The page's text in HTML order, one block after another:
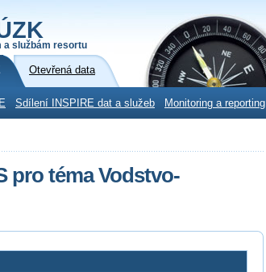
a službám resortu
Otevřená data
Sdílení INSPIRE dat a služeb Monitoring a reporting
pro téma Vodstvo-